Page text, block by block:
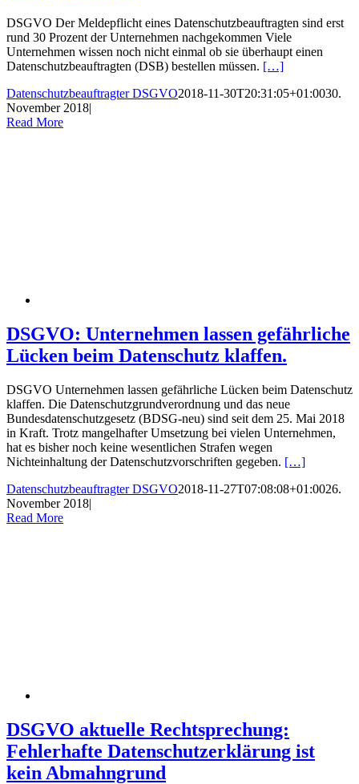
DSGVO Der Meldepflicht eines Datenschutzbeauftragten sind erst
rund 30 Prozent der Unternehmen nachgekommen Viele
Unternehmen wissen noch nicht einmal ob sie überhaupt einen
Datenschutzbeauftragten (DSB) bestellen müssen. […]
Datenschutzbeauftragter DSGVO2018-11-30T20:31:05+01:0030.
November 2018|
Read More
DSGVO: Unternehmen lassen gefährliche
Lücken beim Datenschutz klaffen.
DSGVO Unternehmen lassen gefährliche Lücken beim Datenschutz
klaffen. Die Datenschutzgrundverordnung und das neue
Bundesdatenschutzgesetz (BDSG-neu) sind seit dem 25. Mai 2018
in Kraft. Trotz mangelhafter Umsetzung bei vielen Unternehmen,
hat es bisher noch keine wesentlichen Strafen wegen
Nichteinhaltung der Datenschutzvorschriften gegeben. […]
Datenschutzbeauftragter DSGVO2018-11-27T07:08:08+01:0026.
November 2018|
Read More
DSGVO aktuelle Rechtsprechung:
Fehlerhafte Datenschutzerklärung ist
kein Abmahngrund